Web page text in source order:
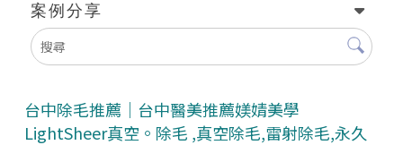
案例分享
台中除毛推薦｜台中醫美推薦媄婧美學
LightSheer真空。除毛 ,真空除毛,雷射除毛,永久